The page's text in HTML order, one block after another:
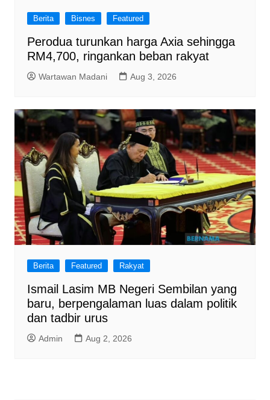
Berita Bisnes Featured
Perodua turunkan harga Axia sehingga
RM4,700, ringankan beban rakyat
Wartawan Madani Aug 3, 2026
Berita Featured Rakyat
Ismail Lasim MB Negeri Sembilan yang
baru, berpengalaman luas dalam politik
dan tadbir urus
Admin Aug 2, 2026